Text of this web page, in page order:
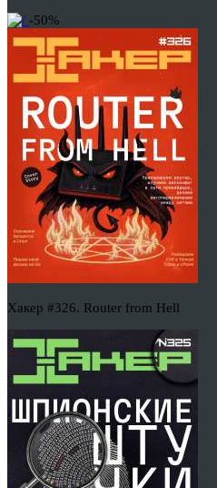
-50%
Хакер #326. Router from Hell